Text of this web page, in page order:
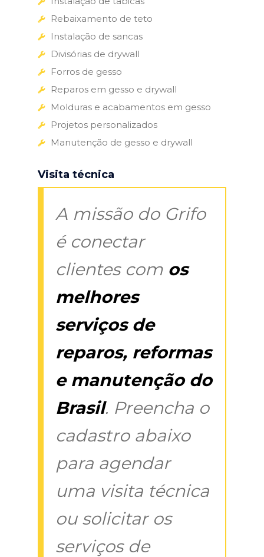
Rebaixamento de teto
Instalação de sancas
Divisórias de drywall
Forros de gesso
Reparos em gesso e drywall
Molduras e acabamentos em gesso
Projetos personalizados
Manutenção de gesso e drywall
Visita técnica
A missão do Grifo
é conectar
clientes com os
melhores
serviços de
reparos, reformas
e manutenção do
Brasil. Preencha o
cadastro abaixo
para agendar
uma visita técnica
ou solicitar os
serviços de